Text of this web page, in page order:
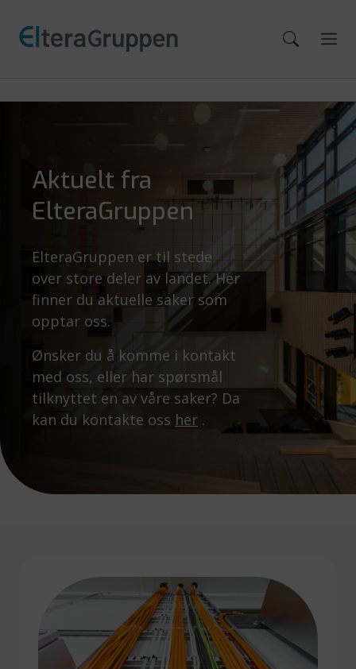
Aktuelt fra
ElteraGruppen
ElteraGruppen er til stede
over store deler av landet. Her
finner du aktuelle saker som
opptar oss.
Ønsker du å komme i kontakt
med oss, eller har spørsmål
tilknyttet en av våre saker? Da
kan du kontakte oss her .